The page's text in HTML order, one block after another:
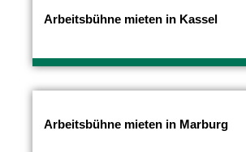
Arbeitsbühne mieten in Kassel
Arbeitsbühne mieten in Marburg